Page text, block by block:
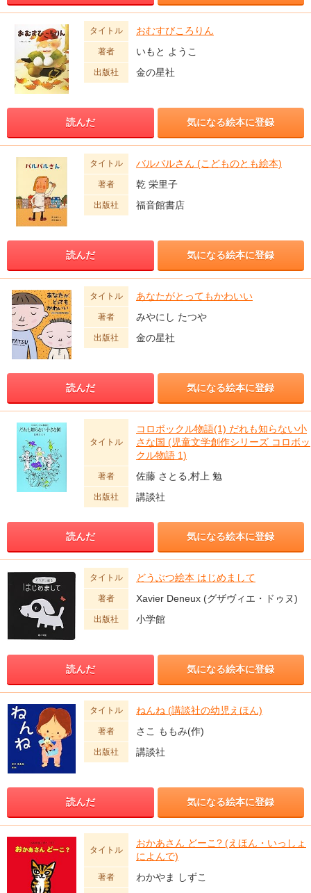
タイトル おむすびころりん
著者 いもと ようこ
出版社 金の星社
読んだ 気になる絵本に登録
タイトル バルバルさん (こどものとも絵本)
著者 乾 栄里子
出版社 福音館書店
読んだ 気になる絵本に登録
タイトル あなたがとってもかわいい
著者 みやにし たつや
出版社 金の星社
読んだ 気になる絵本に登録
タイトル
コロボックル物語(1) だれも知らない小
さな国 (児童文学創作シリーズ コロボッ
クル物語 1)
著者 佐藤 さとる,村上 勉
出版社 講談社
読んだ 気になる絵本に登録
タイトル どうぶつ絵本 はじめまして
著者 Xavier Deneux (グザヴィエ・ドゥヌ)
出版社 小学館
読んだ 気になる絵本に登録
タイトル ねんね (講談社の幼児えほん)
著者 さこ ももみ(作)
出版社 講談社
読んだ 気になる絵本に登録
タイトル
おかあさん どーこ? (えほん・いっしょ
によんで)
著者 わかやま しずこ